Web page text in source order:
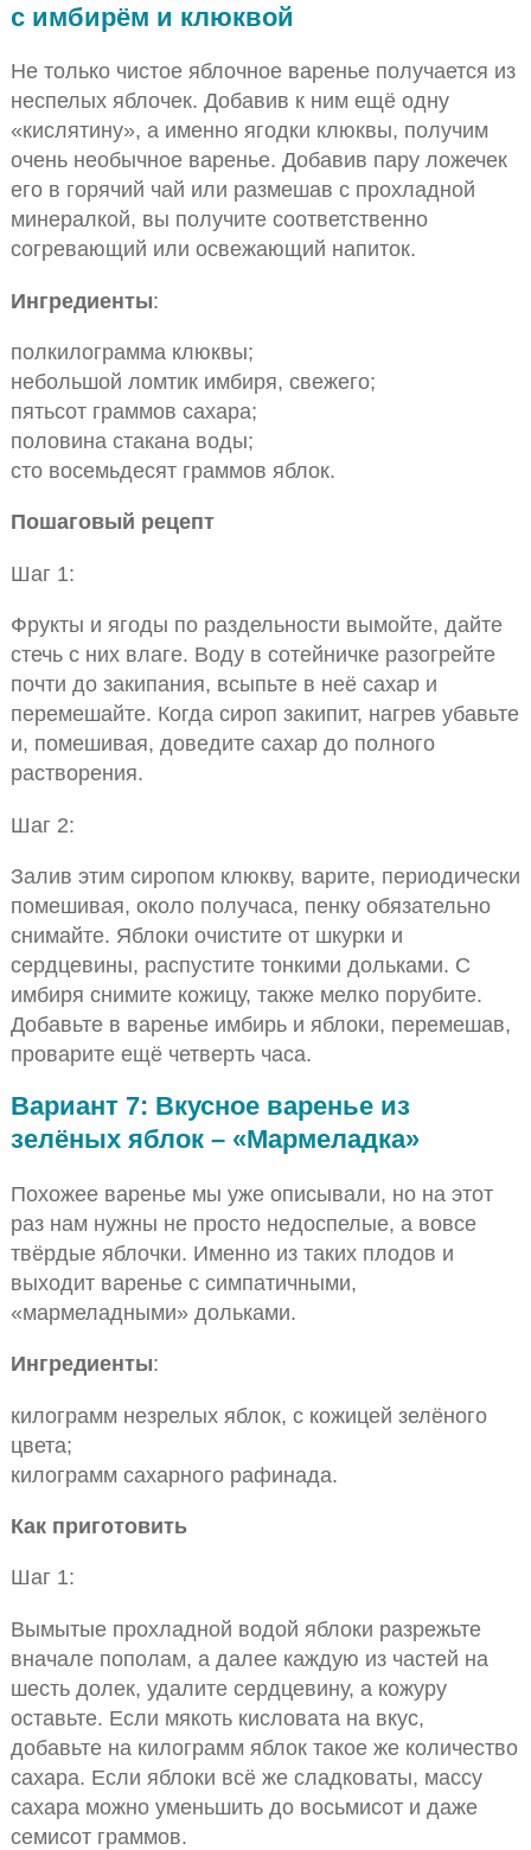
с имбирём и клюквой
Не только чистое яблочное варенье получается из
неспелых яблочек. Добавив к ним ещё одну
«кислятину», а именно ягодки клюквы, получим
очень необычное варенье. Добавив пару ложечек
его в горячий чай или размешав с прохладной
минералкой, вы получите соответственно
согревающий или освежающий напиток.
Ингредиенты:
полкилограмма клюквы;
небольшой ломтик имбиря, свежего;
пятьсот граммов сахара;
половина стакана воды;
сто восемьдесят граммов яблок.
Пошаговый рецепт
Шаг 1:
Фрукты и ягоды по раздельности вымойте, дайте
стечь с них влаге. Воду в сотейничке разогрейте
почти до закипания, всыпьте в неё сахар и
перемешайте. Когда сироп закипит, нагрев убавьте
и, помешивая, доведите сахар до полного
растворения.
Шаг 2:
Залив этим сиропом клюкву, варите, периодически
помешивая, около получаса, пенку обязательно
снимайте. Яблоки очистите от шкурки и
сердцевины, распустите тонкими дольками. С
имбиря снимите кожицу, также мелко порубите.
Добавьте в варенье имбирь и яблоки, перемешав,
проварите ещё четверть часа.
Вариант 7: Вкусное варенье из
зелёных яблок – «Мармеладка»
Похожее варенье мы уже описывали, но на этот
раз нам нужны не просто недоспелые, а вовсе
твёрдые яблочки. Именно из таких плодов и
выходит варенье с симпатичными,
«мармеладными» дольками.
Ингредиенты:
килограмм незрелых яблок, с кожицей зелёного
цвета;
килограмм сахарного рафинада.
Как приготовить
Шаг 1:
Вымытые прохладной водой яблоки разрежьте
вначале пополам, а далее каждую из частей на
шесть долек, удалите сердцевину, а кожуру
оставьте. Если мякоть кисловата на вкус,
добавьте на килограмм яблок такое же количество
сахара. Если яблоки всё же сладковаты, массу
сахара можно уменьшить до восьмисот и даже
семисот граммов.